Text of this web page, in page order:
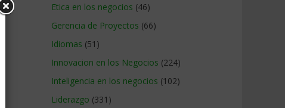
Etica en los negocios (46)
Gerencia de Proyectos (66)
Idiomas (51)
Innovacion en los Negocios (224)
Inteligencia en los negocios (102)
Liderazgo (331)